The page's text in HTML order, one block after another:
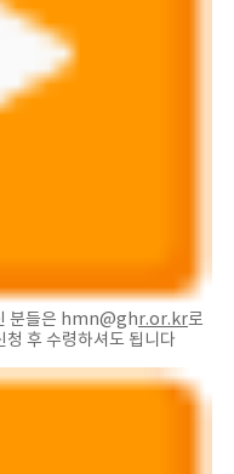
분들은 hmn@ghr.or.kr로
청 후 수령하셔도 됩니다